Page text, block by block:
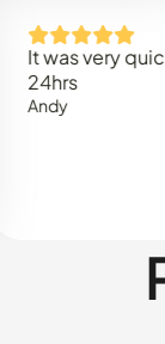
very quick, less